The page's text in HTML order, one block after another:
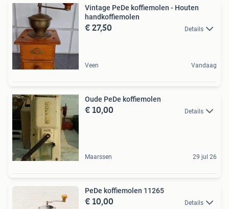
Vintage PeDe koffiemolen - Houten
handkoffiemolen
€ 27,50 Details
Veen Vandaag
Oude PeDe koffiemolen
€ 10,00 Details
Maarssen 29 jul 26
PeDe koffiemolen 11265
€ 10,00 Details